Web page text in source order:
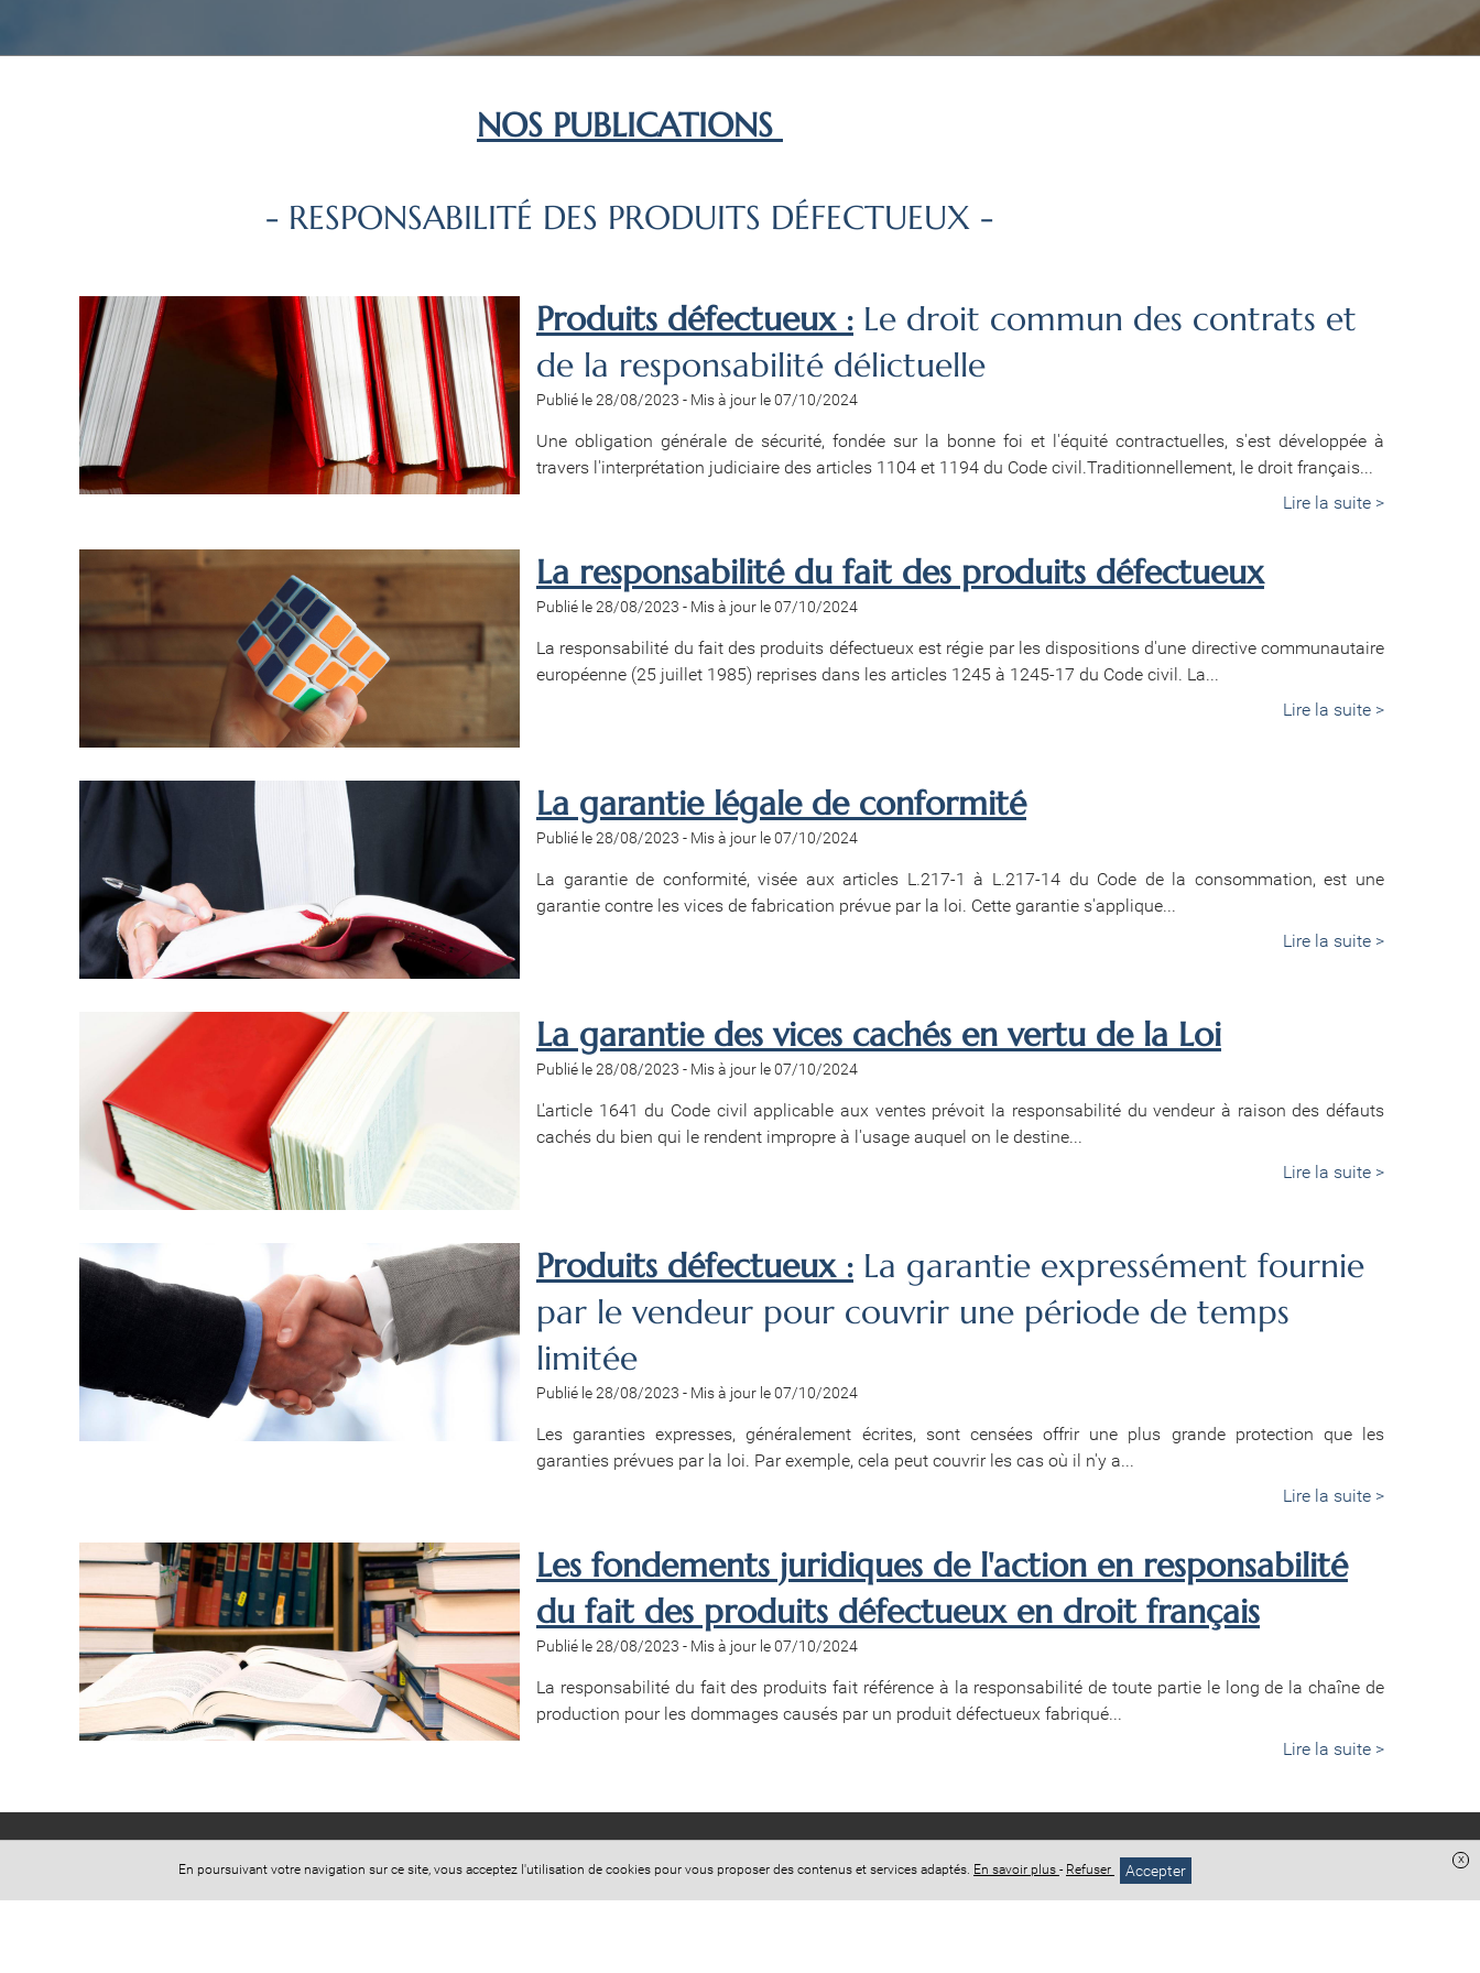
NOS PUBLICATIONS
- RESPONSABILITÉ DES PRODUITS DÉFECTUEUX -
Produits défectueux : Le droit commun des contrats et
de la responsabilité délictuelle
Publié le 28/08/2023 - Mis à jour le 07/10/2024
Une obligation générale de sécurité, fondée sur la bonne foi et l'équité contractuelles, s'est développée à
travers l'interprétation judiciaire des articles 1104 et 1194 du Code civil.Traditionnellement, le droit français...
Lire la suite >
La responsabilité du fait des produits défectueux
Publié le 28/08/2023 - Mis à jour le 07/10/2024
La responsabilité du fait des produits défectueux est régie par les dispositions d'une directive communautaire
européenne (25 juillet 1985) reprises dans les articles 1245 à 1245-17 du Code civil. La...
Lire la suite >
La garantie légale de conformité
Publié le 28/08/2023 - Mis à jour le 07/10/2024
La garantie de conformité, visée aux articles L.217-1 à L.217-14 du Code de la consommation, est une
garantie contre les vices de fabrication prévue par la loi. Cette garantie s'applique...
Lire la suite >
La garantie des vices cachés en vertu de la Loi
Publié le 28/08/2023 - Mis à jour le 07/10/2024
L'article 1641 du Code civil applicable aux ventes prévoit la responsabilité du vendeur à raison des défauts
cachés du bien qui le rendent impropre à l'usage auquel on le destine...
Lire la suite >
Produits défectueux : La garantie expressément fournie
par le vendeur pour couvrir une période de temps
limitée
Publié le 28/08/2023 - Mis à jour le 07/10/2024
Les garanties expresses, généralement écrites, sont censées offrir une plus grande protection que les
garanties prévues par la loi. Par exemple, cela peut couvrir les cas où il n'y a...
Lire la suite >
Les fondements juridiques de l'action en responsabilité
du fait des produits défectueux en droit français
Publié le 28/08/2023 - Mis à jour le 07/10/2024
La responsabilité du fait des produits fait référence à la responsabilité de toute partie le long de la chaîne de
production pour les dommages causés par un produit défectueux fabriqué...
Lire la suite >
Cabinet CASADEI-JUNG
+
En poursuivant votre navigation sur ce site, vous acceptez l'utilisation de cookies pour vous proposer des contenus et services adaptés. En savoir plus - Refuser Accepter
x